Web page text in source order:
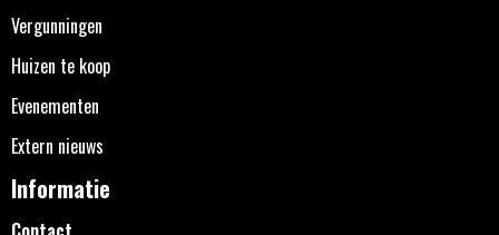
Vergunningen
Huizen te koop
Evenementen
Extern nieuws
Informatie